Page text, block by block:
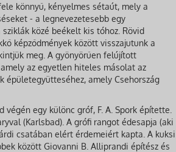
könnyű, kényelmes sétaút, mely a
- a legnevezetesebb egy
közé beékelt kis tóhoz. Rövid
képződmények között visszajutunk a
meg. A gyönyörűen felújított
az egyetlen hiteles másolat az
épületegyütteséhez, amely Csehország
egy különc gróf, F. A. Spork építette.
(Karlsbad). A grófi rangot édesapja (aki
csatában elért érdemeiért kapta. A kuksi
között Giovanni B. Alliprandi építész és